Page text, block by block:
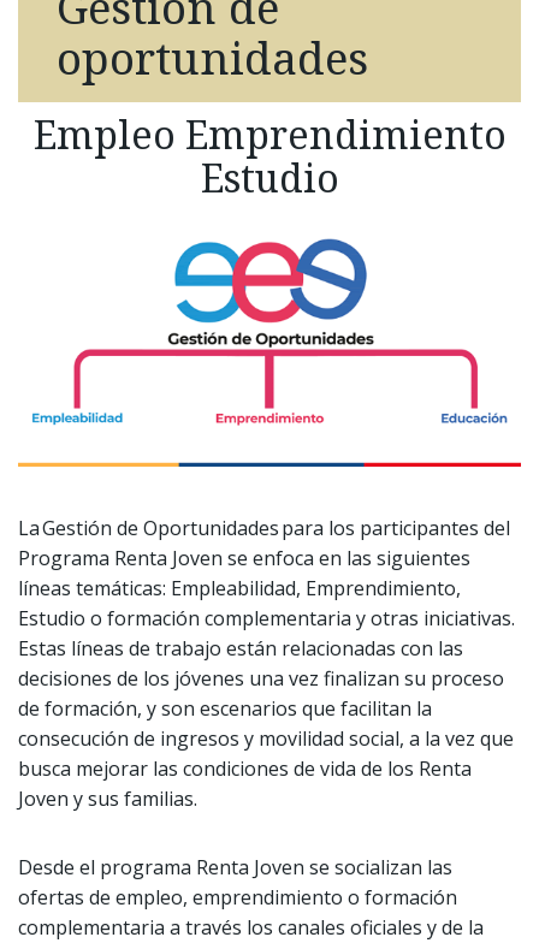
oportunidades
Empleo Emprendimiento
Estudio
La Gestión de Oportunidades para los participantes del
Programa Renta Joven se enfoca en las siguientes
líneas temáticas: Empleabilidad, Emprendimiento,
Estudio o formación complementaria y otras iniciativas.
Estas líneas de trabajo están relacionadas con las
decisiones de los jóvenes una vez finalizan su proceso
de formación, y son escenarios que facilitan la
consecución de ingresos y movilidad social, a la vez que
busca mejorar las condiciones de vida de los Renta
Joven y sus familias.
Desde el programa Renta Joven se socializan las
ofertas de empleo, emprendimiento o formación
complementaria a través los canales oficiales y de la